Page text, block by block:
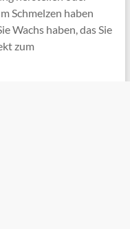
Schmelzen haben
Wachs haben, das Sie
zum